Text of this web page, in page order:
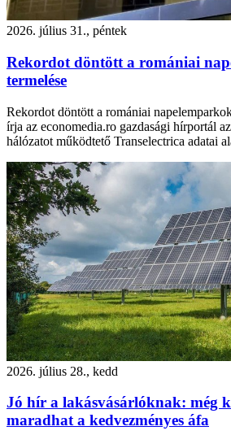
2026. július 31., péntek
Rekordot döntött a romániai
termelése
Rekordot döntött a romániai
írja az economedia.ro gazdasági hírportál
hálózatot működtető Transelectrica adatai
2026. július 28., kedd
Jó hír a lakásvásárlóknak: még
maradhat a kedvezményes áfa